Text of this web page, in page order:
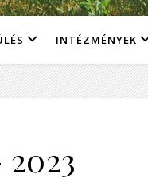
INTÉZMÉNYEK